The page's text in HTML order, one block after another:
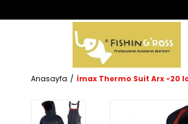
Anasayfa İmax Thermo Suit Arx -20